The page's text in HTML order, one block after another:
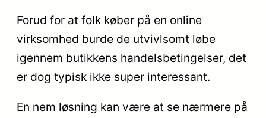
Forud for at folk køber på en online
virksomhed burde de utvivlsomt løbe
igennem butikkens handelsbetingelser, det
er dog typisk ikke super interessant.
En nem løsning kan være at se nærmere på